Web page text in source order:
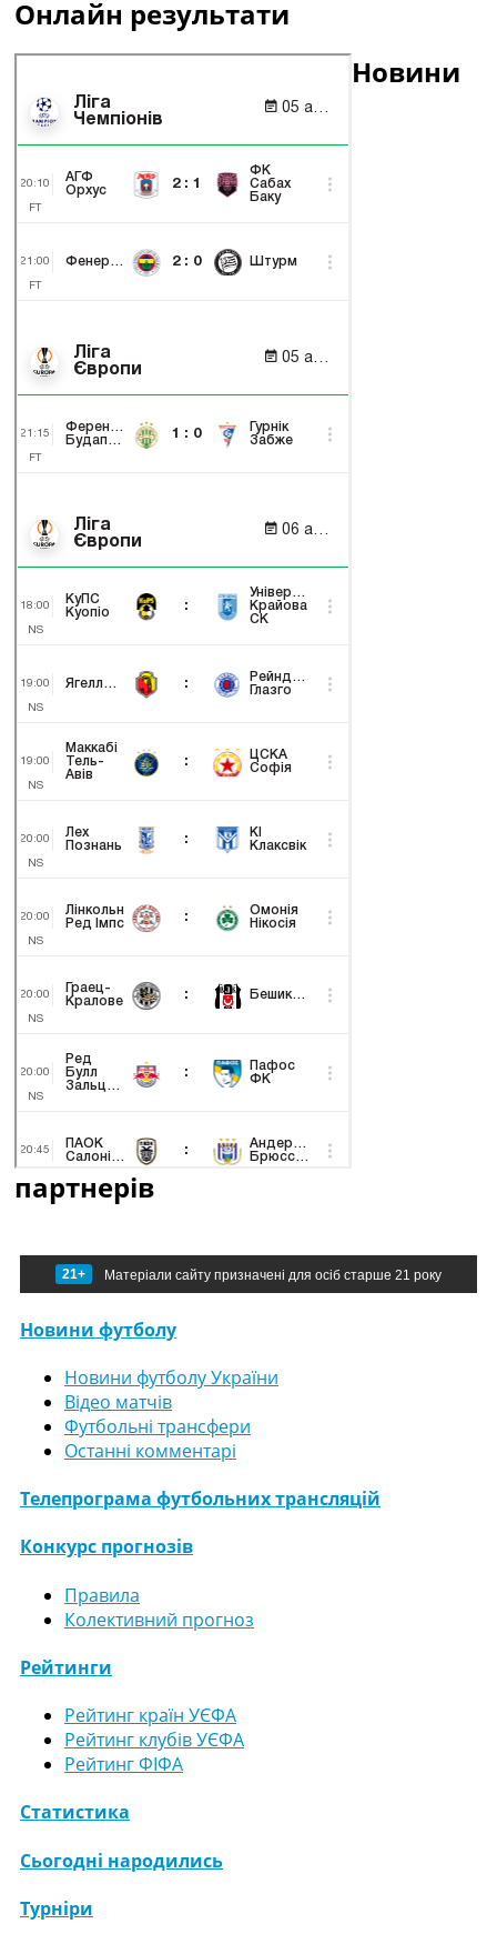
Онлайн результати
Новини
партнерів
21+ Матеріали сайту призначені для осіб старше 21 року
Новини футболу
Новини футболу України
Відео матчів
Футбольні трансфери
Останні комментарі
Телепрограма футбольних трансляцій
Конкурс прогнозів
Правила
Колективний прогноз
Рейтинги
Рейтинг країн УЄФА
Рейтинг клубів УЄФА
Рейтинг ФІФА
Статистика
Сьогодні народились
Турніри